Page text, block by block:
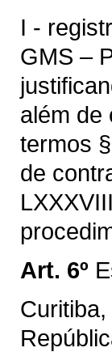
I -
GMS –
além de
termos
de
Art. 6º